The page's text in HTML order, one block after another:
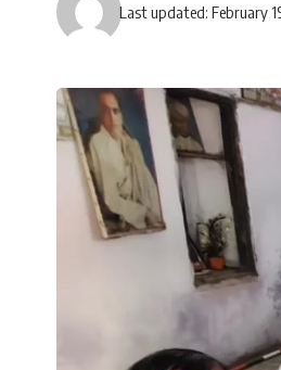
Last updated: February